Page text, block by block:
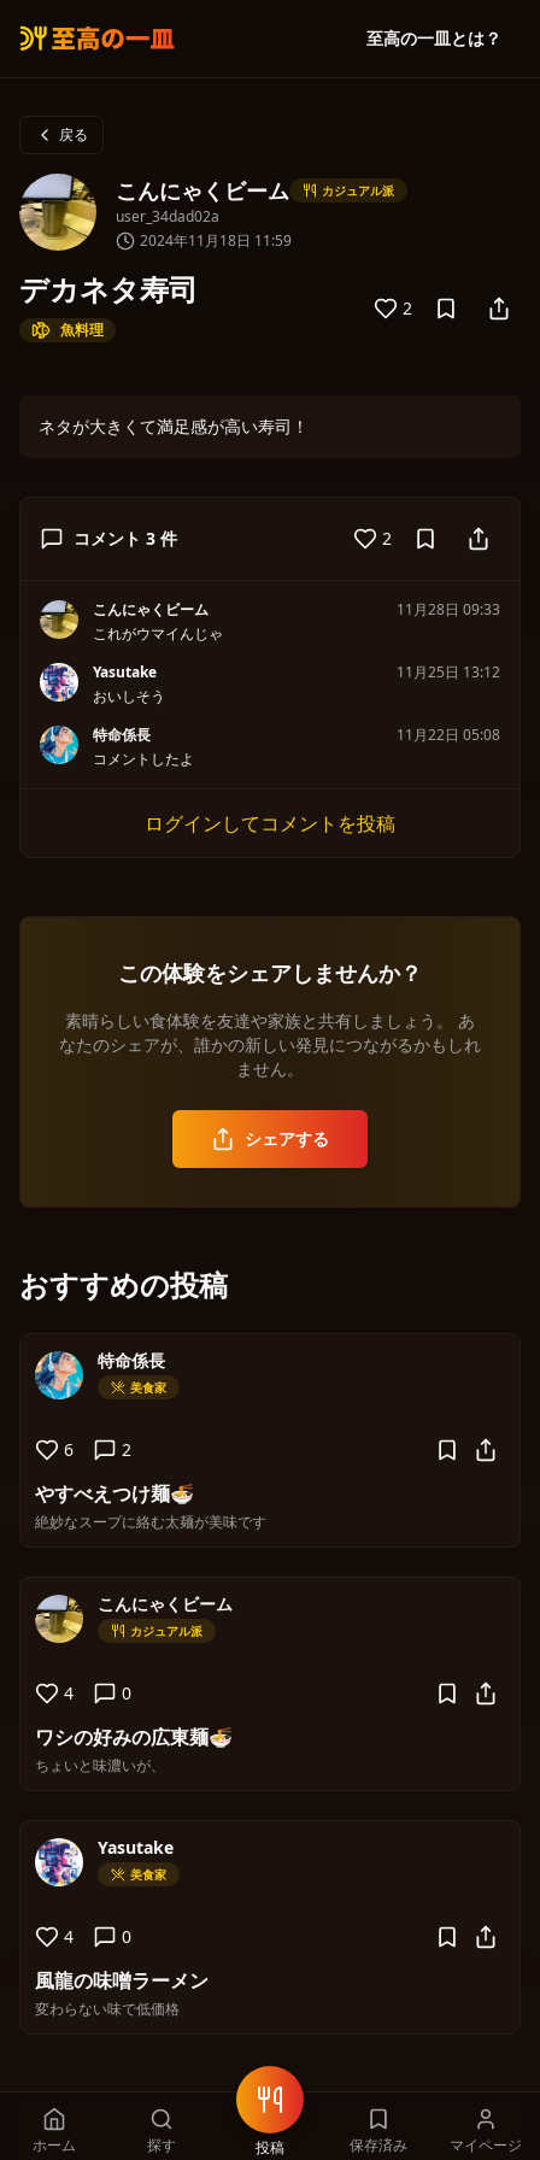
至高の一皿とは？
ホーム 探す 投稿 保存済み マイページ
戻る
こんにゃくビーム カジュアル派
user_34dad02a
2024年11月18日 11:59
デカネタ寿司
魚料理
2
ネタが大きくて満足感が高い寿司！
コメント 3 件 2
こんにゃくビーム
11月28日 09:33
これがウマイんじゃ
Yasutake
11月25日 13:12
おいしそう
特命係長
11月22日 05:08
コメントしたよ
ログインしてコメントを投稿
この体験をシェアしませんか？
素晴らしい食体験を友達や家族と共有しましょう。 あ
なたのシェアが、誰かの新しい発見につながるかもしれ
ません。
シェアする
おすすめの投稿
特命係長
美食家
6 2
やすべえつけ麺🍜
絶妙なスープに絡む太麺が美味です
こんにゃくビーム
カジュアル派
4 0
ワシの好みの広東麺🍜
ちょいと味濃いが、
Yasutake
美食家
4 0
風龍の味噌ラーメン
変わらない味で低価格